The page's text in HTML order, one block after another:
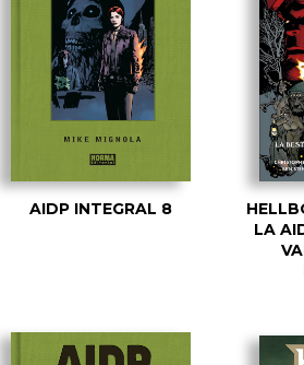
AIDP INTEGRAL 8
LA